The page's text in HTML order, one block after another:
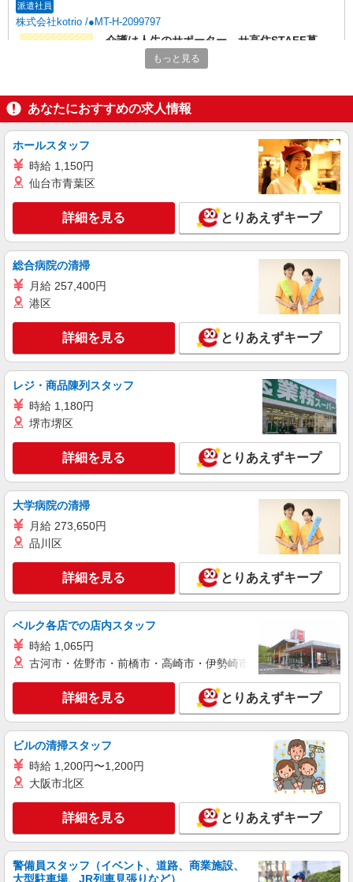
派遣社員
株式会社kotrio /●MT-H-2099797
介護は人生のサポーター。サ高住STAFF募
集。日払いOK！
千曲市
キープ 詳細を見る
派遣社員
千曲市★未経験OKの人間関係に悩まない職場
へ★サ高住スタッフ
時給1500円〜2125円 ＜日払い有/週払い有/交
詳細を見る
派遣社員
株式会社kotrio /●MT-H-2067353
千曲市/未経験OK★誰かの支えになれる人に！
時給1500円〜2125円 ＜日払い有/週払い有/交
千曲市
キープ 詳細を見る
派遣社員
株式会社kotrio /●MT-H-2009202
向かう先は、笑顔の待つ場所！デイサービスの
サポート＆送迎STAFF
時給1500円〜2125円 ＜日払い有/週払い有/交
通費全支給(ガソリン代含む)＞
千曲市
キープ 詳細を見る
株式会社kotrio /●MT-H-2068866
千曲市の小さいデイサービス★残業なし♪日勤
のみ◎夜はおうち時間
時給1500円〜2125円 ＜日払い有/週払い有/交
千曲市
キープ 詳細を見る
派遣社員
もっと見る
あなたにおすすめの求人情報
ホールスタッフ
時給 1,150円
仙台市青葉区
詳細を見る とりあえずキープ
総合病院の清掃
月給 257,400円
港区
詳細を見る とりあえずキープ
レジ・商品陳列スタッフ
時給 1,180円
堺市堺区
詳細を見る とりあえずキープ
大学病院の清掃
月給 273,650円
品川区
詳細を見る とりあえずキープ
ベルク各店での店内スタッフ
時給 1,065円
古河市・佐野市・前橋市・高崎市・伊勢崎市・太田市・館林市
詳細を見る とりあえずキープ
ビルの清掃スタッフ
時給 1,200円〜1,200円
大阪市北区
詳細を見る とりあえずキープ
警備員スタッフ（イベント、道路、商業施設、
大型駐車場、JR列車見張りなど）